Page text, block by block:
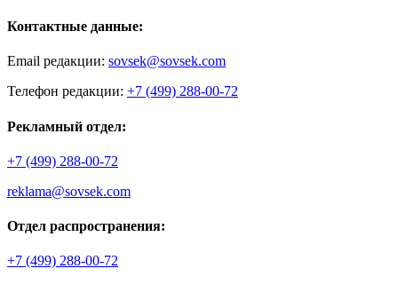
Контактные данные:
Email редакции: sovsek@sovsek.com
Телефон редакции: +7 (499) 288-00-72
Рекламный отдел:
+7 (499) 288-00-72
reklama@sovsek.com
Отдел распространения:
+7 (499) 288-00-72